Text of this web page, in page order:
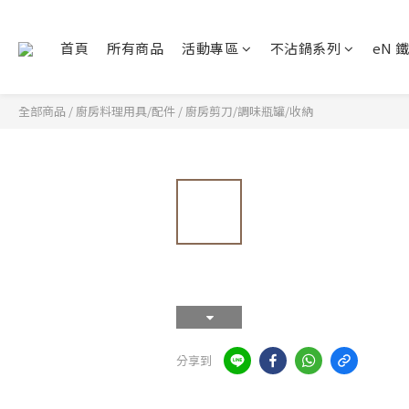
首頁 所有商品 活動專區 不沾鍋系列 eN
全部商品 / 廚房料理用具/配件 / 廚房剪刀/調味瓶罐/收納
分享到